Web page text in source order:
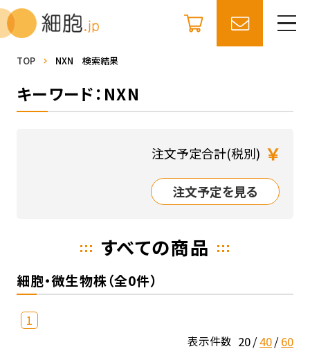
TOP NXN 検索結果
キーワード：NXN
注文予定合計(税別) ￥
注文予定を見る
すべての商品
細胞・微生物株（全0件）
1
表示件数 20 40 60